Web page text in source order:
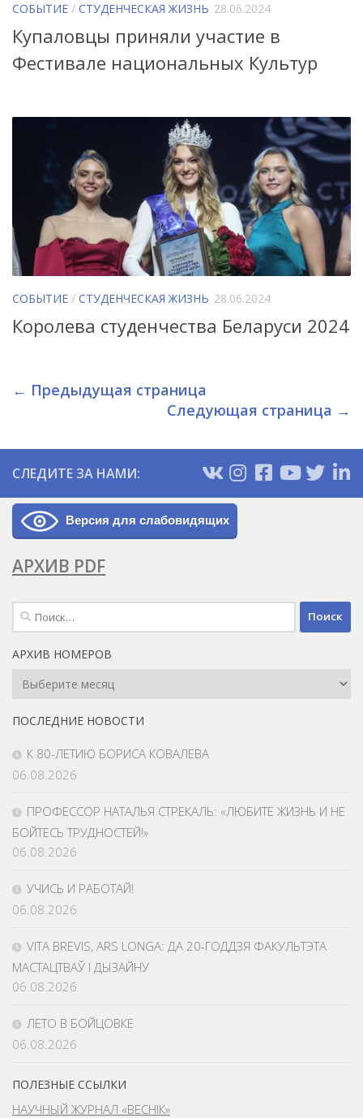
СОБЫТИЕ / СТУДЕНЧЕСКАЯ ЖИЗНЬ 28.06.2024
Купаловцы приняли участие в
Фестивале национальных Культур
СОБЫТИЕ / СТУДЕНЧЕСКАЯ ЖИЗНЬ 28.06.2024
Королева студенчества Беларуси 2024
← Предыдущая страница
Следующая страница →
СЛЕДИТЕ ЗА НАМИ:
Версия для слабовидящих
АРХИВ PDF
Найти:
АРХИВ НОМЕРОВ
Архив
Номеров
ПОСЛЕДНИЕ НОВОСТИ
К 80-ЛЕТИЮ БОРИСА КОВАЛЕВА
06.08.2026
ПРОФЕССОР НАТАЛЬЯ СТРЕКАЛЬ: «ЛЮБИТЕ ЖИЗНЬ И НЕ
БОЙТЕСЬ ТРУДНОСТЕЙ!»
06.08.2026
УЧИСЬ И РАБОТАЙ!
06.08.2026
VITA BREVIS, ARS LONGA: ДА 20-ГОДДЗЯ ФАКУЛЬТЭТА
МАСТАЦТВАЎ І ДЫЗАЙНУ
06.08.2026
ЛЕТО В БОЙЦОВКЕ
06.08.2026
ПОЛЕЗНЫЕ ССЫЛКИ
НАУЧНЫЙ ЖУРНАЛ «ВЕСНІК»